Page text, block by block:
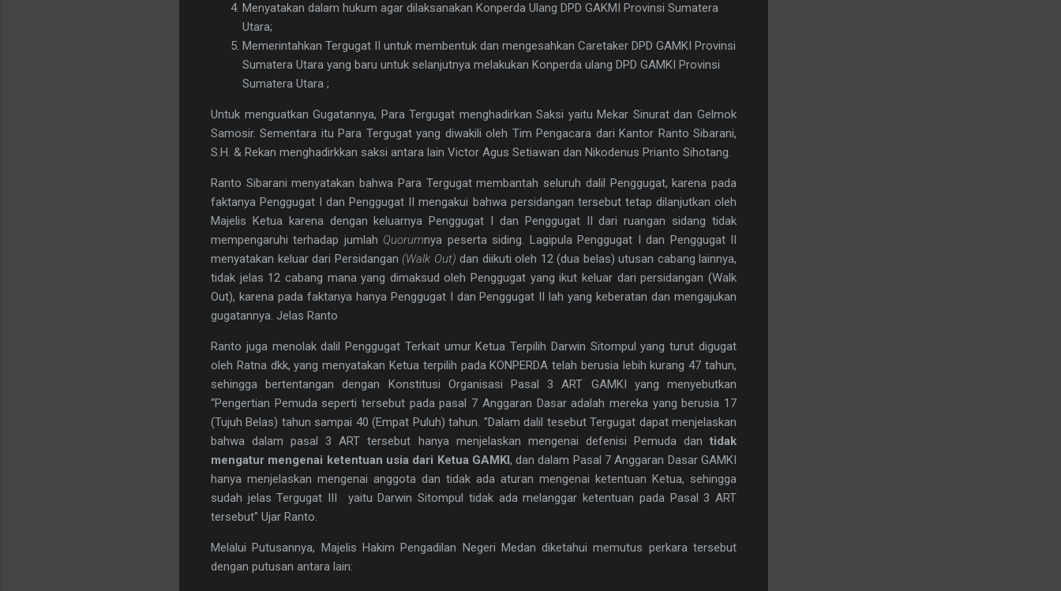
Menyatakan dalam hukum agar dilaksanakan Konperda Ulang DPD GAKMI Provinsi Sumatera
Utara;
Memerintahkan Tergugat II untuk membentuk dan mengesahkan Caretaker DPD GAMKI Provinsi
Sumatera Utara yang baru untuk selanjutnya melakukan Konperda ulang DPD GAMKI Provinsi
Sumatera Utara ;
Untuk menguatkan Gugatannya, Para Tergugat menghadirkan Saksi yaitu Mekar Sinurat dan Gelmok
Samosir. Sementara itu Para Tergugat yang diwakili oleh Tim Pengacara dari Kantor Ranto Sibarani,
S.H. & Rekan menghadirkkan saksi antara lain Victor Agus Setiawan dan Nikodenus Prianto Sihotang.
Ranto Sibarani menyatakan bahwa Para Tergugat membantah seluruh dalil Penggugat, karena pada
faktanya Penggugat I dan Penggugat II mengakui bahwa persidangan tersebut tetap dilanjutkan oleh
Majelis Ketua karena dengan keluarnya Penggugat I dan Penggugat II dari ruangan sidang tidak
mempengaruhi terhadap jumlah Quorumnya peserta siding. Lagipula Penggugat I dan Penggugat II
menyatakan keluar dari Persidangan (Walk Out) dan diikuti oleh 12 (dua belas) utusan cabang lainnya,
tidak jelas 12 cabang mana yang dimaksud oleh Penggugat yang ikut keluar dari persidangan (Walk
Out), karena pada faktanya hanya Penggugat I dan Penggugat II lah yang keberatan dan mengajukan
gugatannya. Jelas Ranto
Ranto juga menolak dalil Penggugat Terkait umur Ketua Terpilih Darwin Sitompul yang turut digugat
oleh Ratna dkk, yang menyatakan Ketua terpilih pada KONPERDA telah berusia lebih kurang 47 tahun,
sehingga bertentangan dengan Konstitusi Organisasi Pasal 3 ART GAMKI yang menyebutkan
“Pengertian Pemuda seperti tersebut pada pasal 7 Anggaran Dasar adalah mereka yang berusia 17
(Tujuh Belas) tahun sampai 40 (Empat Puluh) tahun. "Dalam dalil tesebut Tergugat dapat menjelaskan
bahwa dalam pasal 3 ART tersebut hanya menjelaskan mengenai defenisi Pemuda dan tidak
mengatur mengenai ketentuan usia dari Ketua GAMKI, dan dalam Pasal 7 Anggaran Dasar GAMKI
hanya menjelaskan mengenai anggota dan tidak ada aturan mengenai ketentuan Ketua, sehingga
sudah jelas Tergugat III yaitu Darwin Sitompul tidak ada melanggar ketentuan pada Pasal 3 ART
tersebut" Ujar Ranto.
Melalui Putusannya, Majelis Hakim Pengadilan Negeri Medan diketahui memutus perkara tersebut
dengan putusan antara lain: